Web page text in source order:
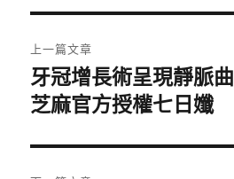
章
導
覽
上一篇文章
上
一
文
章:
牙冠增長術呈現靜脈
芝麻官方授權七日孅